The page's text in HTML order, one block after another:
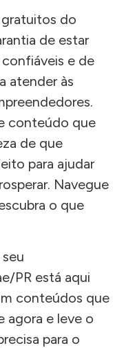
do
de estar
e de
atender às
conteúdo que
de que
para ajudar
Navegue
o que
PR está aqui
conteúdos que
agora e leve o
para o